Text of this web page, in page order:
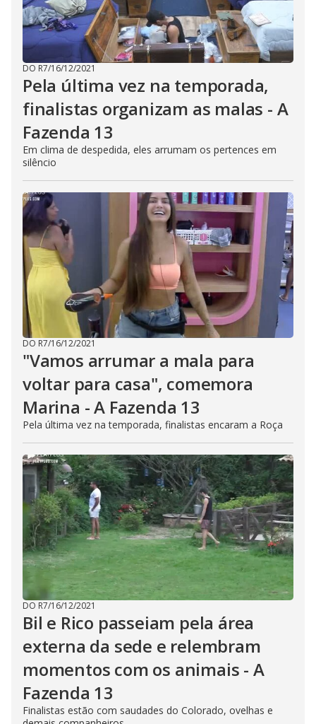
DO R7/16/12/2021
Pela última vez na temporada,
finalistas organizam as malas - A
Fazenda 13
Em clima de despedida, eles arrumam os pertences em
silêncio
DO R7/16/12/2021
"Vamos arrumar a mala para
voltar para casa", comemora
Marina - A Fazenda 13
Pela última vez na temporada, finalistas encaram a Roça
DO R7/16/12/2021
Bil e Rico passeiam pela área
externa da sede e relembram
momentos com os animais - A
Fazenda 13
Finalistas estão com saudades do Colorado, ovelhas e